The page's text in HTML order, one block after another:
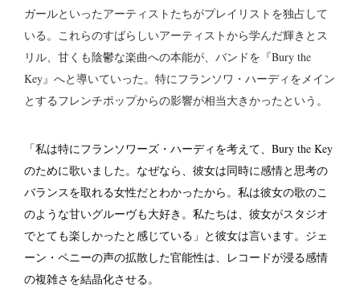
ガールといったアーティストたちがプレイリストを独占して
いる。これらのすばらしいアーティストから学んだ輝きとス
リル、甘くも陰鬱な楽曲への本能が、バンドを『Bury the
Key』へと導いていった。特にフランソワ・ハーディをメイン
とするフレンチポップからの影響が相当大きかったという。
「私は特にフランソワーズ・ハーディを考えて、 Bury the Key
のために歌いました。なぜなら、彼女は同時に感情と思考の
バランスを取れる女性だとわかったから。私は彼女の歌のこ
のような甘いグルーヴも大好き。私たちは、彼女がスタジオ
でとても楽しかったと感じている」と彼女は言います。ジェ
ーン・ペニーの声の拡散した官能性は、レコードが浸る感情
の複雑さを結晶化させる。